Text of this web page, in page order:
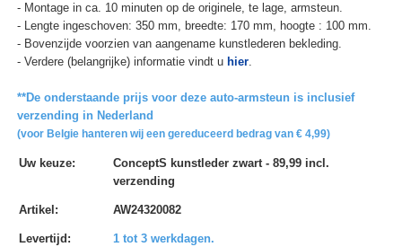
- Montage in ca. 10 minuten op de originele, te lage, armsteun.
- Lengte ingeschoven: 350 mm, breedte: 170 mm, hoogte : 100 mm.
- Bovenzijde voorzien van aangename kunstlederen bekleding.
- Verdere (belangrijke) informatie vindt u hier.
**De onderstaande prijs voor deze auto-armsteun is inclusief
verzending in Nederland
(voor Belgie hanteren wij een gereduceerd bedrag van € 4,99)
Uw keuze:
ConceptS kunstleder zwart - 89,99 incl.
verzending
Artikel : AW24320082
Levertijd :
1 tot 3 werkdagen.